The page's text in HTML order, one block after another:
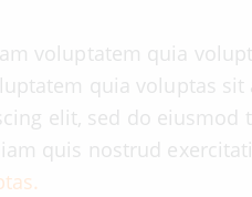
voluptatem quia
quia voluptas
elit, sed do
quis nostrud